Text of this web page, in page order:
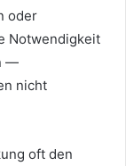
oder
Notwendigkeit
—
nicht
oft den